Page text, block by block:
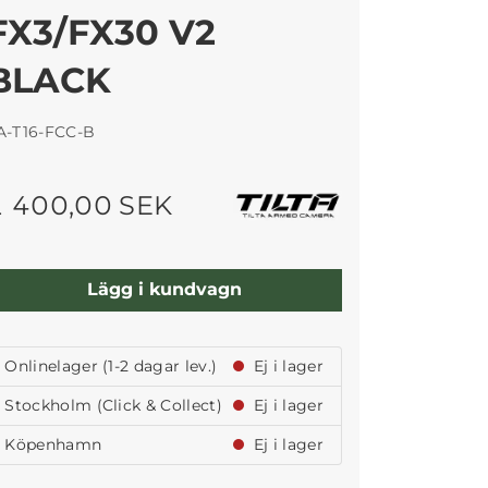
FX30 V2
T16-FCC-B
400,00 SEK
Lägg i kundvagn
Onlinelager (1-2 dagar lev.)
Ej i lager
Stockholm (Click & Collect)
Ej i lager
Köpenhamn
Ej i lager